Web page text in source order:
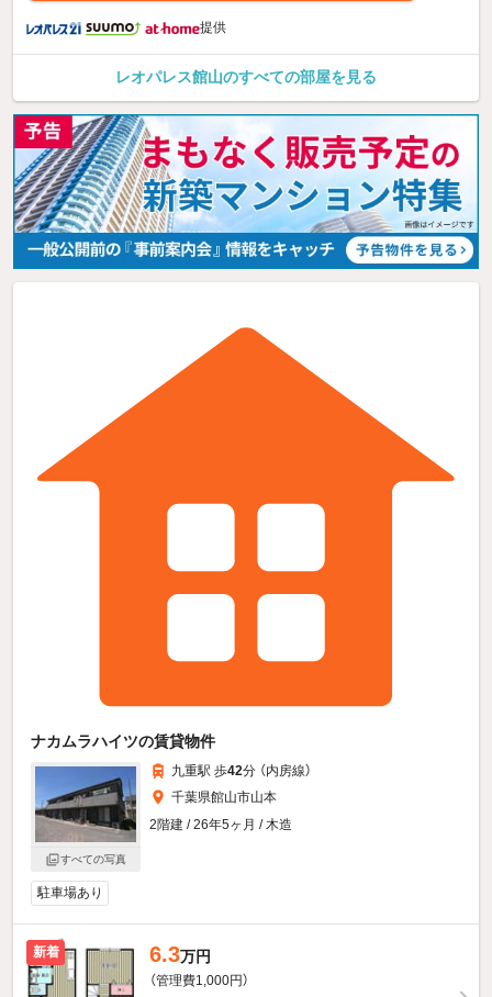
提供
レオパレス館山のすべての部屋を見る
ナカムラハイツの賃貸物件
すべての写真
九重駅 歩42分 （内房線）
千葉県館山市山本
2階建 / 26年5ヶ月 / 木造
駐車場あり
新着 6.3万円
（管理費1,000円）